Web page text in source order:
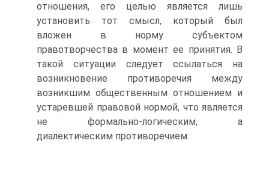
отношения, его целью является лишь
установить тот смысл, который был
вложен в норму субъектом
правотворчества в момент ее принятия. В
такой ситуации следует ссылаться на
возникновение противоречия между
возникшим общественным отношением и
устаревшей правовой нормой, что является
не формально-логическим, а
диалектическим противоречием.